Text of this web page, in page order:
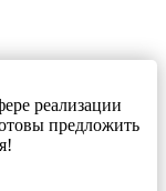
реализации
предложить